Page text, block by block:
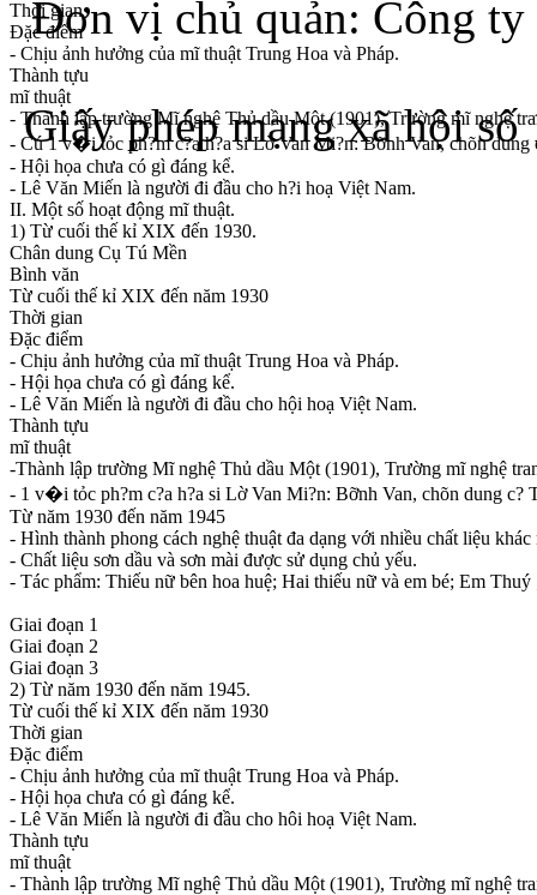
Thời gian
Đặc điểm
- Chịu ảnh hưởng của mĩ thuật Trung Hoa và Pháp.
Thành tựu
mĩ thuật
- Thành lập trường Mĩ nghệ Thủ dầu Một (1901), Trường mĩ nghệ
- Cú 1 v�i tỏc ph?m c?a h?a si Lờ Van Mi?n: Bỡnh Van, chõn dung
- Hội họa chưa có gì đáng kể.
- Lê Văn Miến là người đi đầu cho h?i hoạ Việt Nam.
II. Một số hoạt động mĩ thuật.
1) Từ cuối thế kỉ XIX đến 1930.
Chân dung Cụ Tú Mền
Bình văn
Từ cuối thế kỉ XIX đến năm 1930
Thời gian
Đặc điểm
- Chịu ảnh hưởng của mĩ thuật Trung Hoa và Pháp.
- Hội họa chưa có gì đáng kể.
- Lê Văn Miến là người đi đầu cho hội hoạ Việt Nam.
Thành tựu
mĩ thuật
-Thành lập trường Mĩ nghệ Thủ dầu Một (1901), Trường mĩ nghệ
- 1 v�i tỏc ph?m c?a h?a si Lờ Van Mi?n: Bỡnh Van, chõn dung c?
Từ năm 1930 đến năm 1945
- Hình thành phong cách nghệ thuật đa dạng với nhiều chất liệu khác
- Chất liệu sơn dầu và sơn mài được sử dụng chủ yếu.
- Tác phẩm: Thiếu nữ bên hoa huệ; Hai thiếu nữ và em bé; Em
Giai đoạn 1
Giai đoạn 2
Giai đoạn 3
2) Từ năm 1930 đến năm 1945.
Từ cuối thế kỉ XIX đến năm 1930
Thời gian
Đặc điểm
- Chịu ảnh hưởng của mĩ thuật Trung Hoa và Pháp.
- Hội họa chưa có gì đáng kể.
- Lê Văn Miến là người đi đầu cho hôi hoạ Việt Nam.
Thành tựu
mĩ thuật
- Thành lập trường Mĩ nghệ Thủ dầu Một (1901), Trường mĩ nghệ
Đơn vị chủ quản: Công
Giấy phép mạng xã hội